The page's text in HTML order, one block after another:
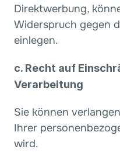
Direktwerbung,
Widerspruch gegen
einlegen.
c. Recht auf
Verarbeitung
Sie können
Ihrer
wird.